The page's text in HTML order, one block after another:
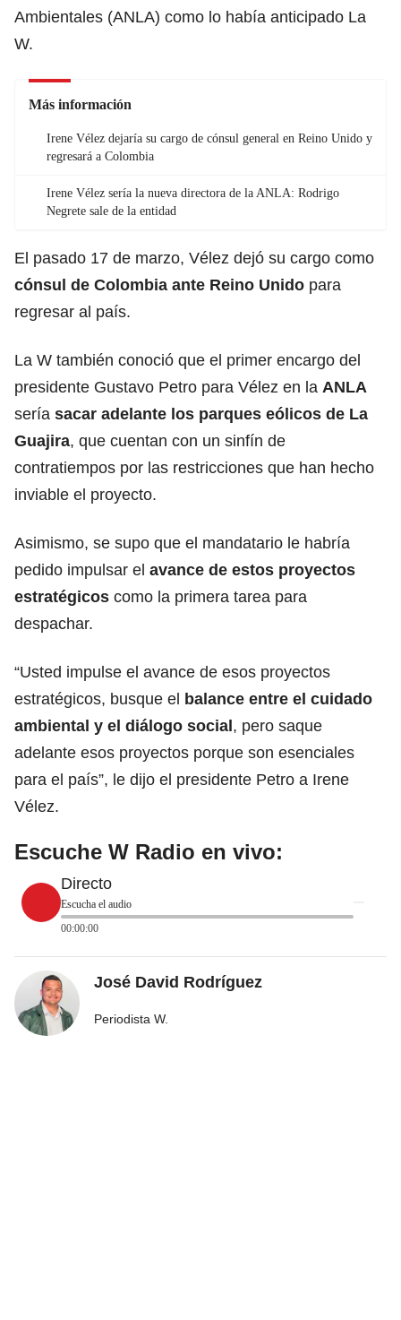
Ambientales (ANLA) como lo había anticipado La
W.
Más información
Irene Vélez dejaría su cargo de cónsul general en Reino Unido y
regresará a Colombia
Irene Vélez sería la nueva directora de la ANLA: Rodrigo
Negrete sale de la entidad
El pasado 17 de marzo, Vélez dejó su cargo como
cónsul de Colombia ante Reino Unido para
regresar al país.
La W también conoció que el primer encargo del
presidente Gustavo Petro para Vélez en la ANLA
sería sacar adelante los parques eólicos de La
Guajira, que cuentan con un sinfín de
contratiempos por las restricciones que han hecho
inviable el proyecto.
Asimismo, se supo que el mandatario le habría
pedido impulsar el avance de estos proyectos
estratégicos como la primera tarea para
despachar.
“Usted impulse el avance de esos proyectos
estratégicos, busque el balance entre el cuidado
ambiental y el diálogo social, pero saque
adelante esos proyectos porque son esenciales
para el país”, le dijo el presidente Petro a Irene
Vélez.
Escuche W Radio en vivo:
Directo
Escucha el audio
00:00:00
José David Rodríguez
Periodista W.